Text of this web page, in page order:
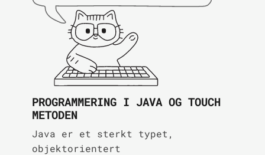
PROGRAMMERING I JAVA OG TOUCH
METODEN
Java er et sterkt typet,
objektorientert